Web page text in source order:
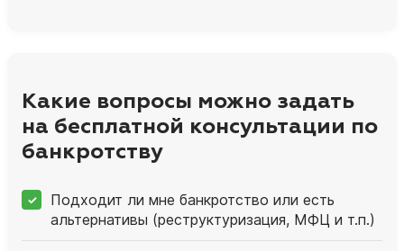
Какие вопросы можно задать
на бесплатной консультации по
банкротству
Подходит ли мне банкротство или есть
альтернативы (реструктуризация, МФЦ и т.п.)